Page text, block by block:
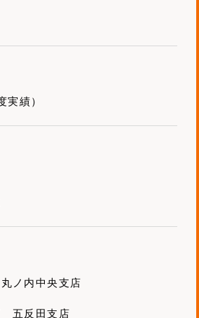
績）
ノ内中央支店
五反田支店